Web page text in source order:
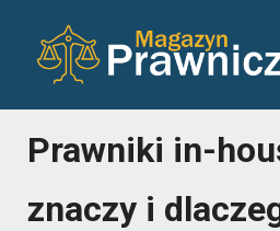
Prawniki in-
znaczy i